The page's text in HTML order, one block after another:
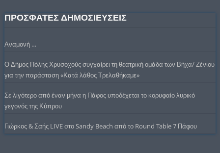
ΠΡΟΣΦΑΤΕΣ ΔΗΜΟΣΙΕΥΣΕΙΣ
Αναμονή …
Ο Δήμος Πόλης Χρυσοχούς συγχαίρει τη θεατρική ομάδα των Βήχα/ Ζένιου
για την παράσταση «Κατά λάθος Τρελαθήκαμε»
Σε λιγότερο από έναν μήνα η Πάφος υποδέχεται το κορυφαίο λυρικό
γεγονός της Κύπρου
Γιώρκος & Σαής LIVE στο Sandy Beach από το Round Table 7 Πάφου